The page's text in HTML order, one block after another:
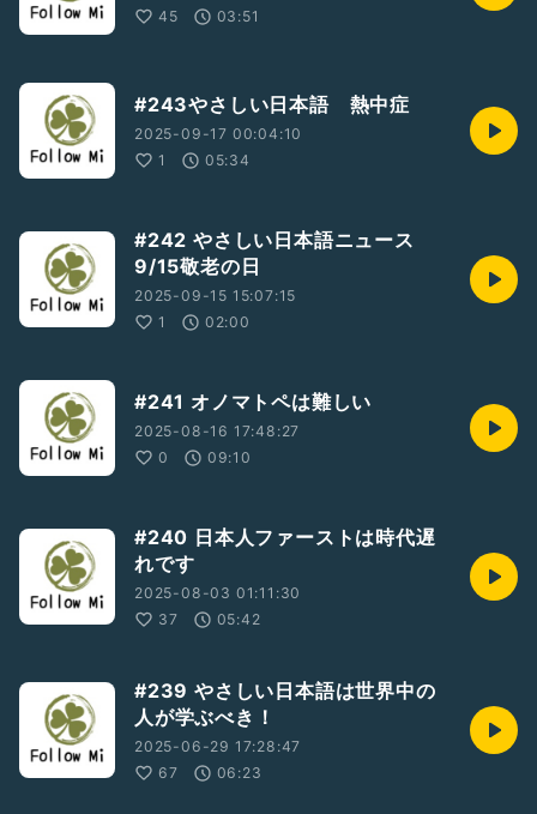
45
03:51
#243やさしい日本語 熱中症
2025-09-17 00:04:10
1
05:34
#242 やさしい日本語ニュース
9/15敬老の日
2025-09-15 15:07:15
1
02:00
#241 オノマトペは難しい
2025-08-16 17:48:27
0
09:10
#240 日本人ファーストは時代遅
れです
2025-08-03 01:11:30
37
05:42
#239 やさしい日本語は世界中の
人が学ぶべき！
2025-06-29 17:28:47
67
06:23